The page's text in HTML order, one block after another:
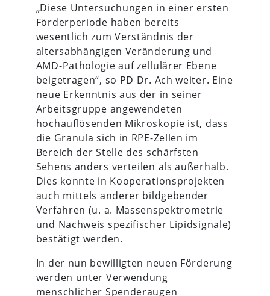
„Diese Untersuchungen in einer ersten
Förderperiode haben bereits
wesentlich zum Verständnis der
altersabhängigen Veränderung und
AMD-Pathologie auf zellulärer Ebene
beigetragen“, so PD Dr. Ach weiter. Eine
neue Erkenntnis aus der in seiner
Arbeitsgruppe angewendeten
hochauflösenden Mikroskopie ist, dass
die Granula sich in RPE-Zellen im
Bereich der Stelle des schärfsten
Sehens anders verteilen als außerhalb.
Dies konnte in Kooperationsprojekten
auch mittels anderer bildgebender
Verfahren (u. a. Massenspektrometrie
und Nachweis spezifischer Lipidsignale)
bestätigt werden.
In der nun bewilligten neuen Förderung
werden unter Verwendung
menschlicher Spenderaugen